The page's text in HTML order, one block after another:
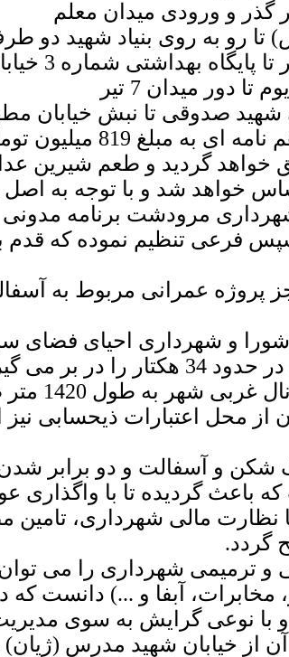
شهید صدوقی تا نبش خیابان
مرحله بعدی نیز با انعقاد تفاهم
خواهد گردید و طعم شیرین
خواهد شد و با توجه به اصل
مرودشت برنامه
فرعی تنظیم نموده که قدم
عمرانی مربوط به
و شهرداری احیای فضای
سبز شهر مرودشت است که در حدود 34
شروع عملیات
محل اعتبارات ذیحسابی نیز
شکن و آسفالت و دو برابر شدن
باعث گردیده تا با واگذاری
مالی شهرداری، تامین
گردد.
ترمیمی شهرداری را می توان
مخابرات، آبفا و ...) دانست که
و با نوعی گرایش به سوی
از خیابان شهید مدرس